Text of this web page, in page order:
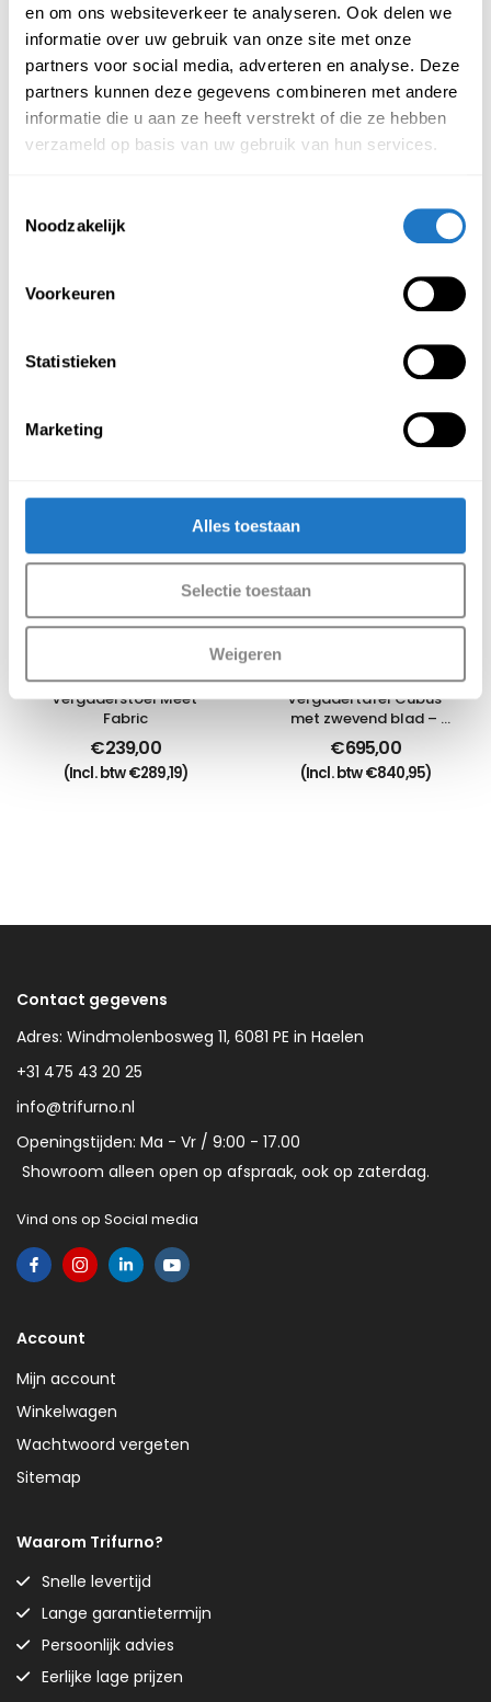
en om ons websiteverkeer te analyseren. Ook delen we
informatie over uw gebruik van onze site met onze
partners voor social media, adverteren en analyse. Deze
partners kunnen deze gegevens combineren met andere
informatie die u aan ze heeft verstrekt of die ze hebben
verzameld op basis van uw gebruik van hun services.
Noodzakelijk
Voorkeuren
Statistieken
Marketing
Alles toestaan
Selectie toestaan
Weigeren
Onderstaand staan de kenmerken van deze vergadertafel
beschreven.
Kenmerken TM – Vergadertafel:
Het meubel is leverbaar in een drietal kleuren
Hoogte van het bureau is 75 cm
220 x 100 en is 38 mm dik
Vergaderstoel Meet
Fabric
€239,00
(Incl. btw€289,19)
Vergadertafel Cubus
met zwevend blad –
220 x 110 cm
€695,00
(Incl. btw€840,95)
Contact gegevens
Adres: Windmolenbosweg 11, 6081 PE in Haelen
+31 475 43 20 25
info@trifurno.nl
Openingstijden: Ma - Vr / 9:00 - 17.00
Showroom alleen open op afspraak, ook op zaterdag.
Vind ons op Social media
Account
Mijn account
Winkelwagen
Wachtwoord vergeten
Sitemap
Waarom Trifurno?
Snelle levertijd
Lange garantietermijn
Persoonlijk advies
Eerlijke lage prijzen